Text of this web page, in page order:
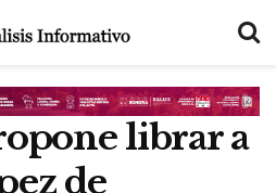
librar a
de